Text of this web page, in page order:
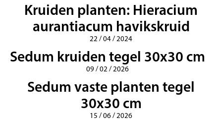
Kruiden planten: Hieracium
aurantiacum havikskruid
22 / 04 / 2024
Sedum kruiden tegel 30x30 cm
09 / 02 / 2026
Sedum vaste planten tegel
30x30 cm
15 / 06 / 2026